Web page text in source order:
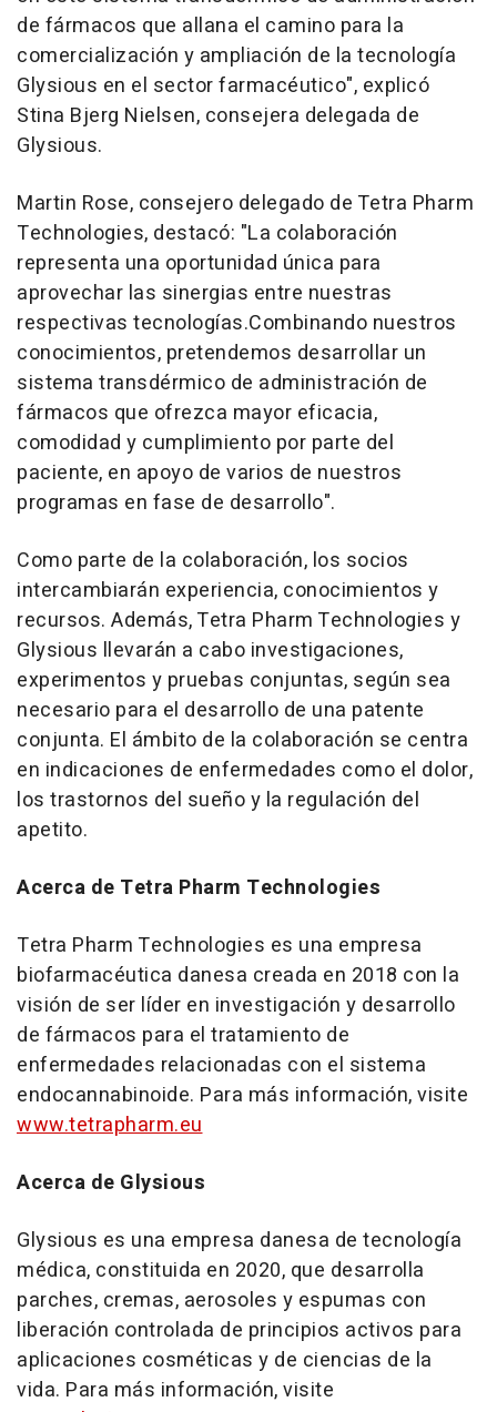
de fármacos que allana el camino para la
comercialización y ampliación de la tecnología
Glysious en el sector farmacéutico", explicó
Stina Bjerg Nielsen, consejera delegada de
Glysious.
Martin Rose, consejero delegado de Tetra Pharm
Technologies, destacó: "La colaboración
representa una oportunidad única para
aprovechar las sinergias entre nuestras
respectivas tecnologías.Combinando nuestros
conocimientos, pretendemos desarrollar un
sistema transdérmico de administración de
fármacos que ofrezca mayor eficacia,
comodidad y cumplimiento por parte del
paciente, en apoyo de varios de nuestros
programas en fase de desarrollo".
Como parte de la colaboración, los socios
intercambiarán experiencia, conocimientos y
recursos. Además, Tetra Pharm Technologies y
Glysious llevarán a cabo investigaciones,
experimentos y pruebas conjuntas, según sea
necesario para el desarrollo de una patente
conjunta. El ámbito de la colaboración se centra
en indicaciones de enfermedades como el dolor,
los trastornos del sueño y la regulación del
apetito.
Acerca de Tetra Pharm Technologies
Tetra Pharm Technologies es una empresa
biofarmacéutica danesa creada en 2018 con la
visión de ser líder en investigación y desarrollo
de fármacos para el tratamiento de
enfermedades relacionadas con el sistema
endocannabinoide. Para más información, visite
www.tetrapharm.eu
Acerca de Glysious
Glysious es una empresa danesa de tecnología
médica, constituida en 2020, que desarrolla
parches, cremas, aerosoles y espumas con
liberación controlada de principios activos para
aplicaciones cosméticas y de ciencias de la
vida. Para más información, visite